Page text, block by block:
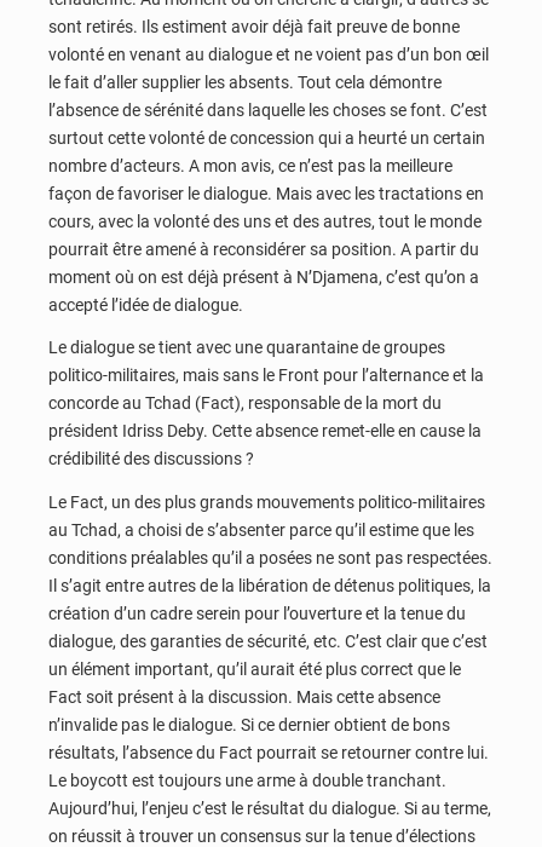
sont retirés. Ils estiment avoir déjà fait preuve de bonne
volonté en venant au dialogue et ne voient pas d’un bon œil
le fait d’aller supplier les absents. Tout cela démontre
l’absence de sérénité dans laquelle les choses se font. C’est
surtout cette volonté de concession qui a heurté un certain
nombre d’acteurs. A mon avis, ce n’est pas la meilleure
façon de favoriser le dialogue. Mais avec les tractations en
cours, avec la volonté des uns et des autres, tout le monde
pourrait être amené à reconsidérer sa position. A partir du
moment où on est déjà présent à N’Djamena, c’est qu’on a
accepté l’idée de dialogue.
Le dialogue se tient avec une quarantaine de groupes
politico-militaires, mais sans le Front pour l’alternance et la
concorde au Tchad (Fact), responsable de la mort du
président Idriss Deby. Cette absence remet-elle en cause la
crédibilité des discussions ?
Le Fact, un des plus grands mouvements politico-militaires
au Tchad, a choisi de s’absenter parce qu’il estime que les
conditions préalables qu’il a posées ne sont pas respectées.
Il s’agit entre autres de la libération de détenus politiques, la
création d’un cadre serein pour l’ouverture et la tenue du
dialogue, des garanties de sécurité, etc. C’est clair que c’est
un élément important, qu’il aurait été plus correct que le
Fact soit présent à la discussion. Mais cette absence
n’invalide pas le dialogue. Si ce dernier obtient de bons
résultats, l’absence du Fact pourrait se retourner contre lui.
Le boycott est toujours une arme à double tranchant.
Aujourd’hui, l’enjeu c’est le résultat du dialogue. Si au terme,
on réussit à trouver un consensus sur la tenue d’élections